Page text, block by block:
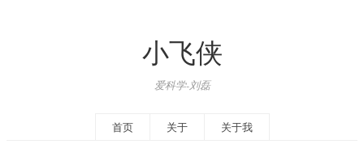
小飞侠
爱科学-刘磊
首页 关于 关于我